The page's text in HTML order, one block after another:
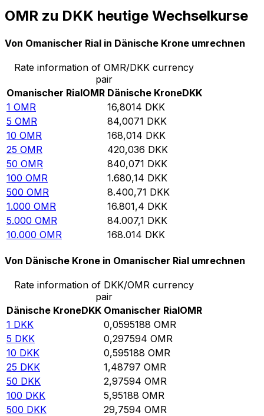
OMR zu DKK heutige Wechselkurse
Von Omanischer Rial in Dänische Krone umrechnen
Rate information of OMR/DKK currency
pair
Omanischer RialOMR Dänische KroneDKK
1 OMR 16,8014 DKK
5 OMR 84,0071 DKK
10 OMR 168,014 DKK
25 OMR 420,036 DKK
50 OMR 840,071 DKK
100 OMR 1.680,14 DKK
500 OMR 8.400,71 DKK
1.000 OMR 16.801,4 DKK
5.000 OMR 84.007,1 DKK
10.000 OMR 168.014 DKK
Von Dänische Krone in Omanischer Rial umrechnen
Rate information of DKK/OMR currency
pair
Dänische KroneDKK Omanischer RialOMR
1 DKK 0,0595188 OMR
5 DKK 0,297594 OMR
10 DKK 0,595188 OMR
25 DKK 1,48797 OMR
50 DKK 2,97594 OMR
100 DKK 5,95188 OMR
500 DKK 29,7594 OMR